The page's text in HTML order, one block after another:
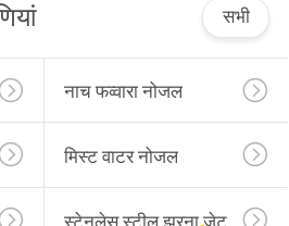
सभी
नाच फव्वारा नोजल
मिस्ट वाटर नोजल
स्टेनलेस स्टील झरना जेट